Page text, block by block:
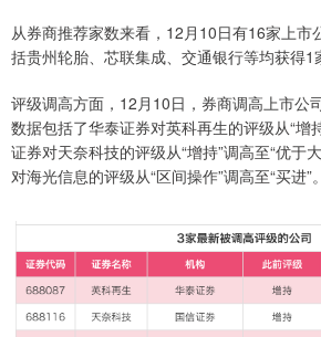
从券商推荐家数来看，12月10日有16家上市
括贵州轮胎、芯联集成、交通银行等均获得1
评级调高方面，12月10日，券商调高上市公
数据包括了华泰证券对英科再生的评级从“增
证券对天奈科技的评级从“增持”调高至“优于
对海光信息的评级从“区间操作”调高至“买进”。